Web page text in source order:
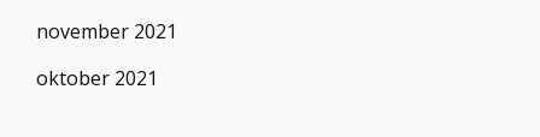
november 2021
oktober 2021